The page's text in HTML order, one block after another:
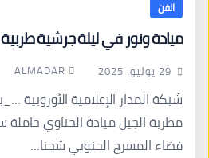
الفن
ميادة ونور في ليلة جرشية
29 يوليو، 2025 ALMADAR
شبكة المدار الإعلامية الأوروبية
مطربة الجيل ميادة الحناوي حاملة
فضاء المسرح الجنوبي شجنا…